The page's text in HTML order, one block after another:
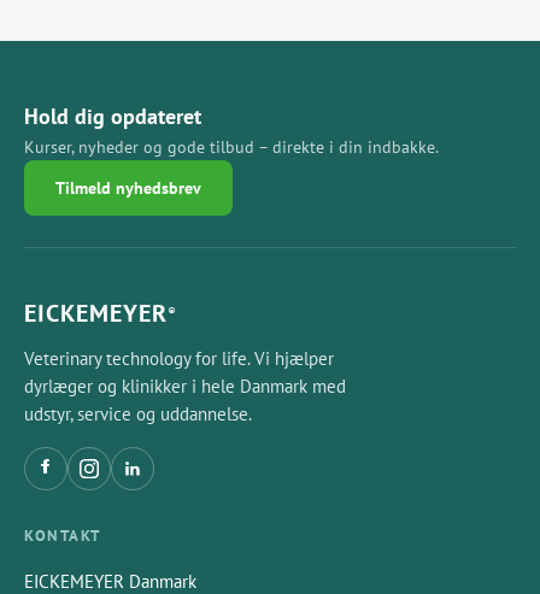
Hold dig opdateret
Kurser, nyheder og gode tilbud – direkte i din indbakke.
Tilmeld nyhedsbrev
EICKEMEYER®
Veterinary technology for life. Vi hjælper
dyrlæger og klinikker i hele Danmark med
udstyr, service og uddannelse.
KONTAKT
EICKEMEYER Danmark